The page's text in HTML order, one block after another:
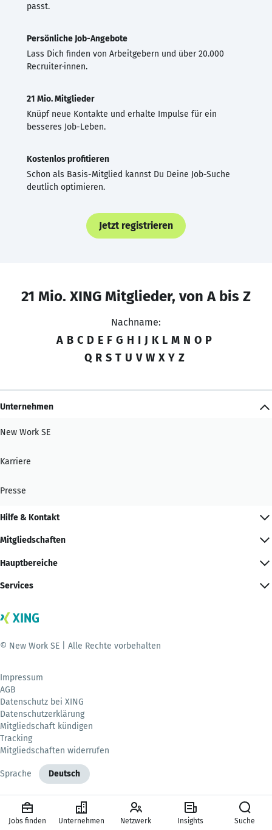
passt.
Persönliche Job-Angebote
Lass Dich finden von Arbeitgebern und über 20.000
Recruiter·innen.
21 Mio. Mitglieder
Knüpf neue Kontakte und erhalte Impulse für ein
besseres Job-Leben.
Kostenlos profitieren
Schon als Basis-Mitglied kannst Du Deine Job-Suche
deutlich optimieren.
Jetzt registrieren
21 Mio. XING Mitglieder, von A bis Z
Nachname:
A B C D E F G H I J K L M N O P
Q R S T U V W X Y Z
Unternehmen
New Work SE
Karriere
Presse
Hilfe & Kontakt
Mitgliedschaften
Hauptbereiche
Services
© New Work SE | Alle Rechte vorbehalten
Impressum
AGB
Datenschutz bei XING
Datenschutzerklärung
Mitgliedschaft kündigen
Tracking
Mitgliedschaften widerrufen
Sprache Deutsch
Jobs finden Unternehmen Netzwerk Insights Suche